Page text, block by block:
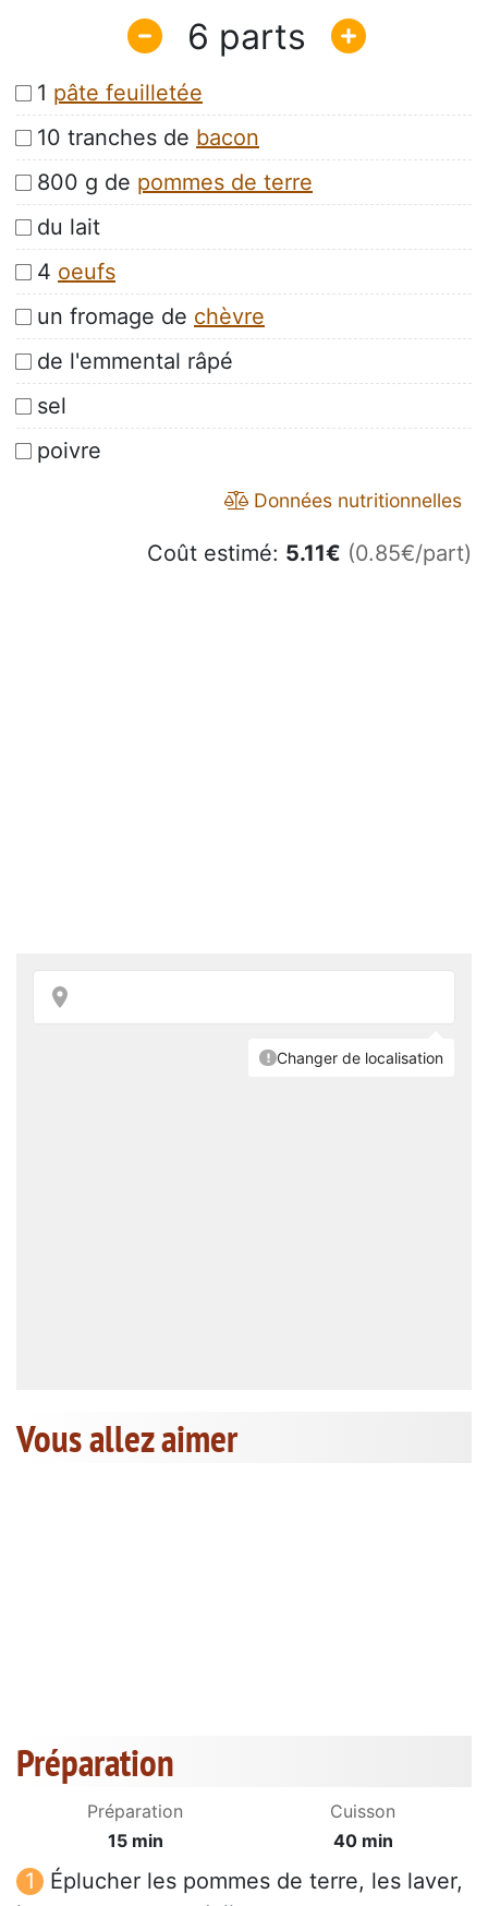
6
1 pâte feuilletée
10 tranches de bacon
800 g de pommes de terre
du lait
4 oeufs
un fromage de chèvre
de l'emmental râpé
sel
poivre
Données nutritionnelles
Coût estimé: 5.11€ (0.85€/part)
Vous allez aimer
Préparation
Préparation
15 min
Cuisson
40 min
Éplucher les pommes de terre, les laver,